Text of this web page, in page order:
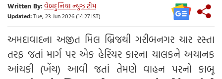
Written By:વેબદુનિયા ન્યુઝ ટીમ
Updated:Tue, 23 Jun 2026 (14:27 IST)
અમદાવાદના અજીત મિલ બ્રિજથી ગરીબનગર ચાર રસ્તા
તરફ જતાં માર્ગ પર એક હેરિયર કારના ચાલકને અચાનક
આંચકી (ખેંચ) આવી જતાં તેમણે વાહન પરનો કાબૂ